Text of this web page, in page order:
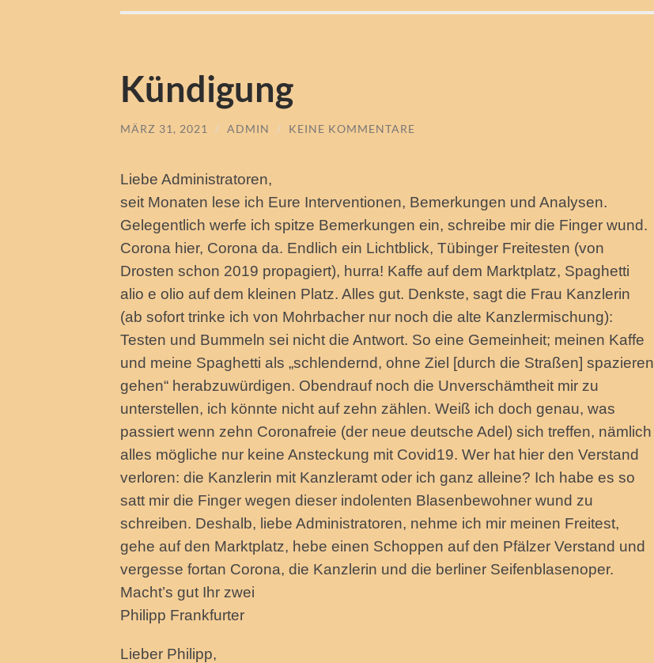
Kündigung
MÄRZ 31, 2021 / ADMIN / KEINE KOMMENTARE
Liebe Administratoren,
seit Monaten lese ich Eure Interventionen, Bemerkungen und Analysen.
Gelegentlich werfe ich spitze Bemerkungen ein, schreibe mir die Finger wund.
Corona hier, Corona da. Endlich ein Lichtblick, Tübinger Freitesten (von
Drosten schon 2019 propagiert), hurra! Kaffe auf dem Marktplatz, Spaghetti
alio e olio auf dem kleinen Platz. Alles gut. Denkste, sagt die Frau Kanzlerin
(ab sofort trinke ich von Mohrbacher nur noch die alte Kanzlermischung):
Testen und Bummeln sei nicht die Antwort. So eine Gemeinheit; meinen Kaffe
und meine Spaghetti als „schlendernd, ohne Ziel [durch die Straßen] spazieren
gehen“ herabzuwürdigen. Obendrauf noch die Unverschämtheit mir zu
unterstellen, ich könnte nicht auf zehn zählen. Weiß ich doch genau, was
passiert wenn zehn Coronafreie (der neue deutsche Adel) sich treffen, nämlich
alles mögliche nur keine Ansteckung mit Covid19. Wer hat hier den Verstand
verloren: die Kanzlerin mit Kanzleramt oder ich ganz alleine? Ich habe es so
satt mir die Finger wegen dieser indolenten Blasenbewohner wund zu
schreiben. Deshalb, liebe Administratoren, nehme ich mir meinen Freitest,
gehe auf den Marktplatz, hebe einen Schoppen auf den Pfälzer Verstand und
vergesse fortan Corona, die Kanzlerin und die berliner Seifenblasenoper.
Macht’s gut Ihr zwei
Philipp Frankfurter
Lieber Philipp,